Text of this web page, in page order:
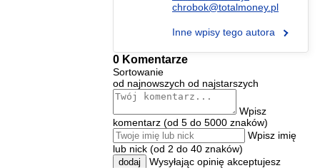
chrobok@totalmoney.pl
Inne wpisy tego autora
0 Komentarze
Sortowanie
od najnowszych od najstarszych
Wpisz
komentarz (od 5 do 5000 znaków)
Wpisz imię
lub nick (od 2 do 40 znaków)
dodaj
Wysyłając opinię akceptujesz